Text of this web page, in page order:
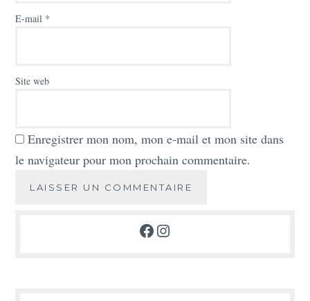
E-mail *
Site web
Enregistrer mon nom, mon e-mail et mon site dans
le navigateur pour mon prochain commentaire.
Facebook
Instagram